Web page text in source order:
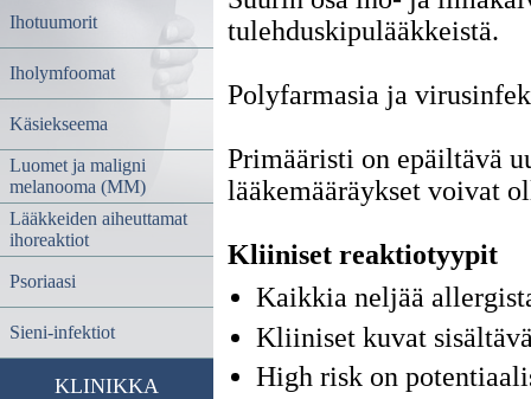
Ihotuumorit
Iholymfoomat
Käsiekseema
Luomet ja maligni
melanooma (MM)
Lääkkeiden aiheuttamat
ihoreaktiot
Psoriaasi
Sieni-infektiot
KLINIKKA
tulehduskipulääkkeistä.
Polyfarmasia ja
Primääristi on epäiltävä
lääkemääräykset voivat
Kliiniset reaktiotyypit
Kaikkia neljää
Kliiniset kuvat
High risk on